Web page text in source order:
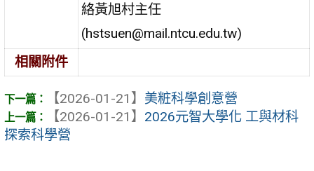
絡黃旭村主任
(hstsuen@mail.ntcu.edu.tw)
相關附件
【2026-01-21】 美粧科學創意營
【2026-01-21】 2026元智大學化 工與材科
探索科學營